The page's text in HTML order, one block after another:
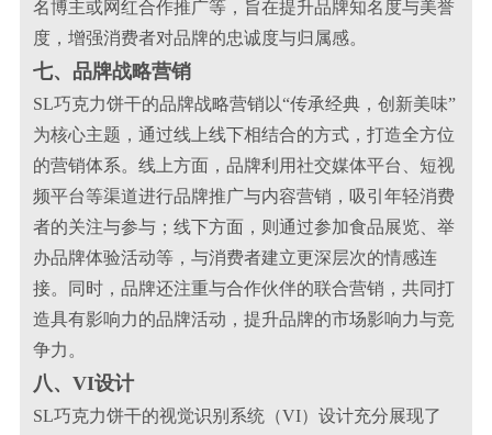
名博主或网红合作推广等，旨在提升品牌知名度与美誉
度，增强消费者对品牌的忠诚度与归属感。
七、品牌战略营销
SL巧克力饼干的品牌战略营销以“传承经典，创新美味”
为核心主题，通过线上线下相结合的方式，打造全方位
的营销体系。线上方面，品牌利用社交媒体平台、短视
频平台等渠道进行品牌推广与内容营销，吸引年轻消费
者的关注与参与；线下方面，则通过参加食品展览、举
办品牌体验活动等，与消费者建立更深层次的情感连
接。同时，品牌还注重与合作伙伴的联合营销，共同打
造具有影响力的品牌活动，提升品牌的市场影响力与竞
争力。
八、VI设计
SL巧克力饼干的视觉识别系统（VI）设计充分展现了